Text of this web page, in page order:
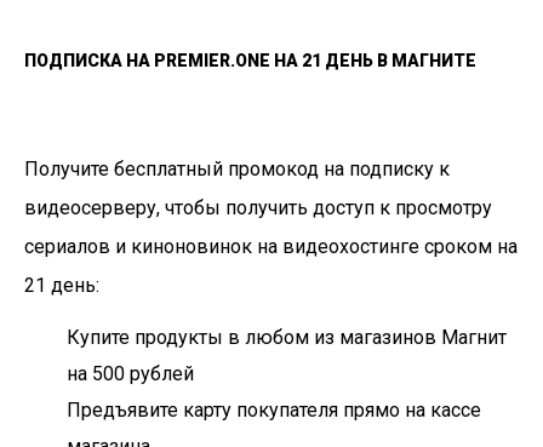
ПОДПИСКА НА PREMIER.ONE НА 21 ДЕНЬ В МАГНИТЕ
Получите бесплатный промокод на подписку к
видеосерверу, чтобы получить доступ к просмотру
сериалов и киноновинок на видеохостинге сроком на
21 день:
Купите продукты в любом из магазинов Магнит
на 500 рублей
Предъявите карту покупателя прямо на кассе